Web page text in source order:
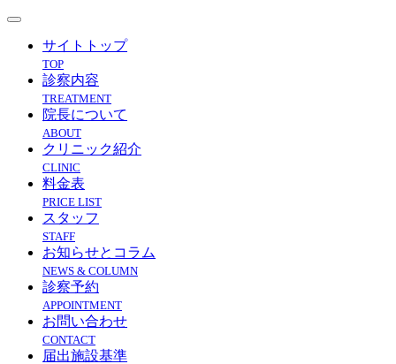
サイトトップ
TOP
診察内容
TREATMENT
院長について
ABOUT
クリニック紹介
CLINIC
料金表
PRICE LIST
スタッフ
STAFF
お知らせとコラム
NEWS & COLUMN
診察予約
APPOINTMENT
お問い合わせ
CONTACT
届出施設基準